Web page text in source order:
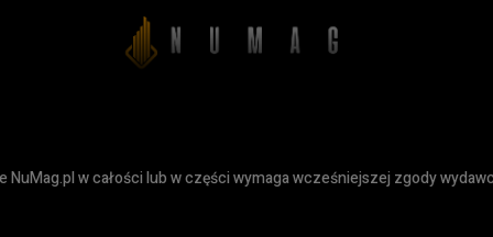
w całości lub w części wymaga wcześniejszej zgody